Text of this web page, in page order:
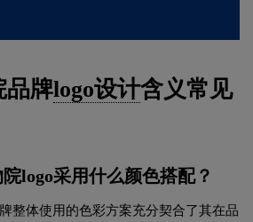
品牌logo设计含义常见
logo采用什么颜色搭配？
整体使用的色彩方案充分契合了其在品